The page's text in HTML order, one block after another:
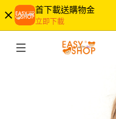
首下載送購物金
立即下載